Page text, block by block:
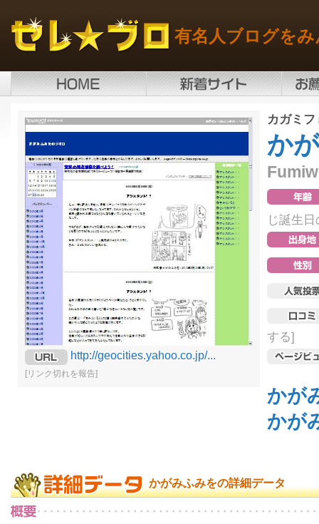
有名人ブログを
http://geocities.yahoo.co.jp/...
[リンク切れを報告]
カガミフ
か
じ誕生
する]
かが
かが
かがみふみをの詳細データ